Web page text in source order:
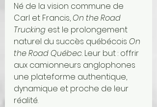
Né de la vision commune de
Carl et Francis, On the Road
Trucking est le prolongement
naturel du succès québécois On
the Road Québec. Leur but : offrir
aux camionneurs anglophones
une plateforme authentique,
dynamique et proche de leur
réalité.